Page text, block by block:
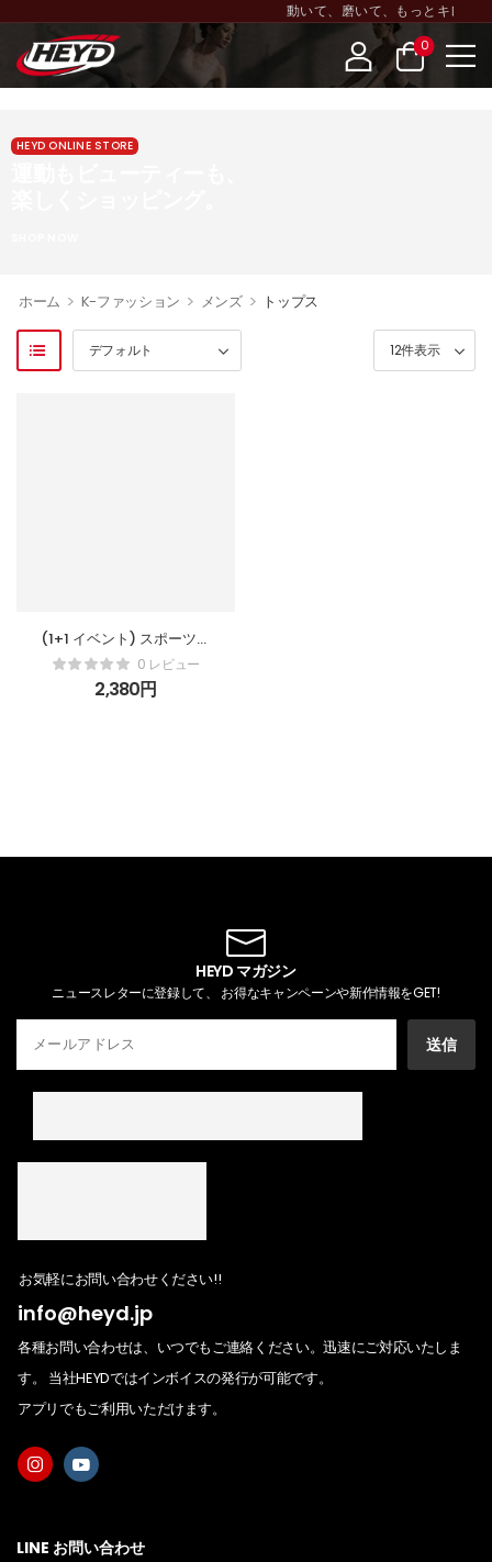
動いて、磨いて、もっとキレイに~
0
HEYD ONLINE STORE
ホーム > K-ファッション > メンズ > トップス
(1+1 イベント) スポーツポ
ロシャツ メンズ 半袖 ヘン
リーネック Tシャツ 新中式
デザイン トレーニングウェ
0 レビュー
2,380円
HEYD マガジン
ニュースレターに登録して、 お得なキャンペーンや新作情報をGET!
送信
お気軽にお問い合わせください!!
info@heyd.jp
各種お問い合わせは、いつでもご連絡ください。迅速にご対応いたしま
す。 当社HEYDではインボイスの発行が可能です。
アプリでもご利用いただけます。
LINE お問い合わせ